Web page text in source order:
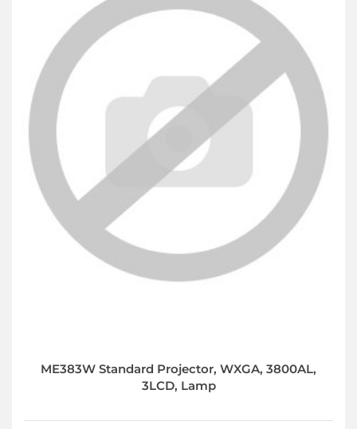
ME383W Standard Projector, WXGA, 3800AL,
3LCD, Lamp